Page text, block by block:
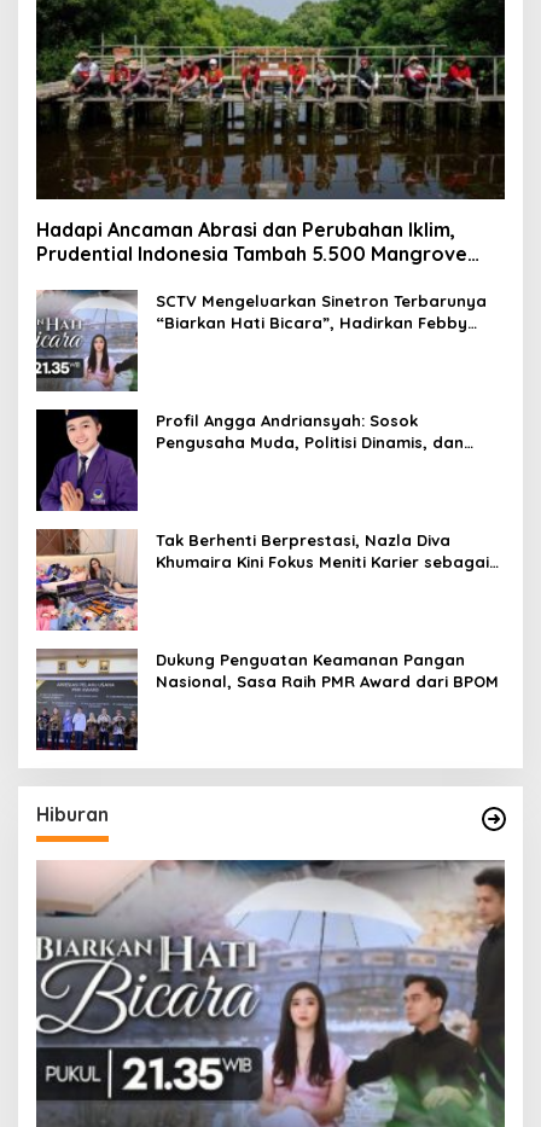
Hadapi Ancaman Abrasi dan Perubahan Iklim,
Prudential Indonesia Tambah 5.500 Mangrove
SCTV Mengeluarkan Sinetron Terbarunya
“Biarkan Hati Bicara”, Hadirkan Febby
Profil Angga Andriansyah: Sosok
Pengusaha Muda, Politisi Dinamis, dan
Tak Berhenti Berprestasi, Nazla Diva
Khumaira Kini Fokus Meniti Karier sebagai
Dukung Penguatan Keamanan Pangan
Nasional, Sasa Raih PMR Award dari BPOM
Hiburan